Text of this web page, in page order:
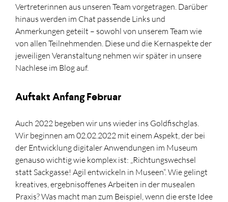
Vertreterinnen aus unseren Team vorgetragen. Darüber
hinaus werden im Chat passende Links und
Anmerkungen geteilt – sowohl von unserem Team wie
von allen Teilnehmenden. Diese und die Kernaspekte der
jeweiligen Veranstaltung nehmen wir später in unsere
Nachlese im Blog auf.
Auftakt Anfang Februar
Auch 2022 begeben wir uns wieder ins Goldfischglas.
Wir beginnen am 02.02.2022 mit einem Aspekt, der bei
der Entwicklung digitaler Anwendungen im Museum
genauso wichtig wie komplex ist: „Richtungswechsel
statt Sackgasse! Agil entwickeln in Museen“. Wie gelingt
kreatives, ergebnisoffenes Arbeiten in der musealen
Praxis? Was macht man zum Beispiel, wenn die erste Idee